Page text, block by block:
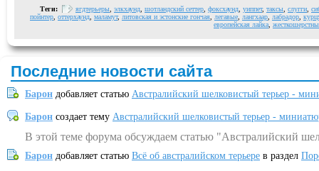
Теги: ягдтерьеры элкхаунд шотландский сеттер фоксхаунд уиппет, таксы слугги
пойнтер оттерхаунд маламут, литовская и эстонские гончая легавые лангхаар лабрадор
европейская лайка
Последние новости сайта
Барон добавляет статью Австралийский шелковистый терьер -
Барон создает тему Австралийский шелковистый терьер -
В этой теме форума обсуждаем статью "Австралийский
Барон добавляет статью Всё об австралийском терьере в раздел